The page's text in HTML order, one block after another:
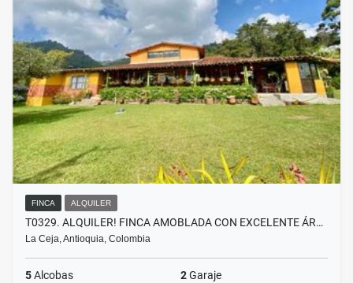
FINCA ALQUILER
T0329. ALQUILER! FINCA AMOBLADA CON EXCELENTE ÁR…
La Ceja, Antioquia, Colombia
5Alcobas 2Garaje